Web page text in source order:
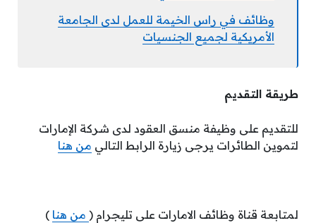
وظائف في راس الخيمة للعمل لدى الجامعة
الأمريكية لجميع الجنسيات
طريقة التقديم
للتقديم على وظيفة منسق العقود لدى شركة الإمارات
لتموين الطائرات يرجى زيارة الرابط التالي من هنا
لمتابعة قناة وظائف الامارات على تليجرام ( من هنا )